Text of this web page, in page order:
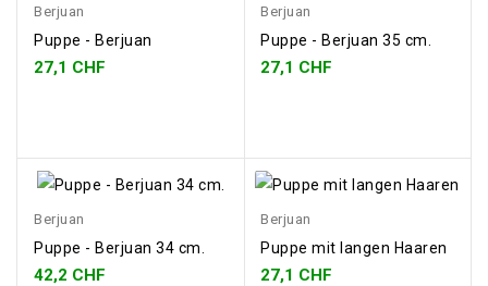
Berjuan
Puppe - Berjuan
27,1 CHF
Berjuan
Puppe - Berjuan 35 cm.
27,1 CHF
Berjuan
Puppe - Berjuan 34 cm.
42,2 CHF
Berjuan
Puppe mit langen Haaren
27,1 CHF